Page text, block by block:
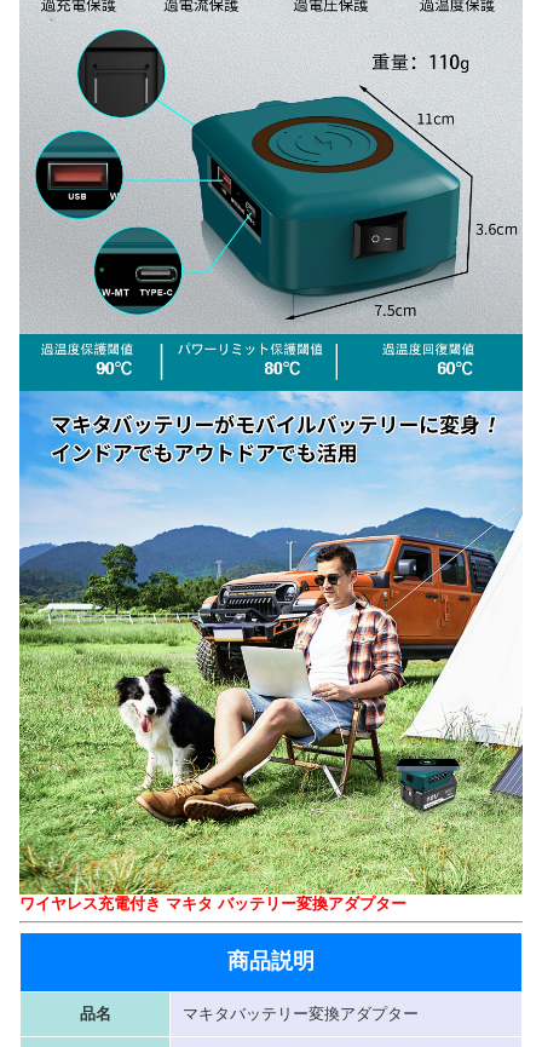
ワイヤレス充電付き マキタ バッテリー変換アダプター
商品説明
品名 マキタバッテリー変換アダプター